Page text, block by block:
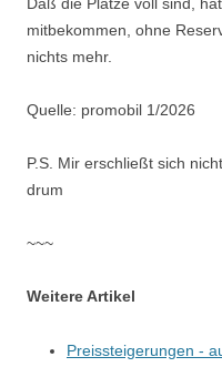
Daß die Plätze voll sind,
mitbekommen, ohne
nichts mehr.
Quelle: promobil 1/2026
P.S. Mir erschließt sich
drum
~~~
Weitere Artikel
Preissteigerungen -